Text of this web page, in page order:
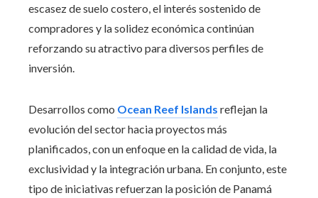
escasez de suelo costero, el interés sostenido de
compradores y la solidez económica continúan
reforzando su atractivo para diversos perfiles de
inversión.
Desarrollos como Ocean Reef Islands reflejan la
evolución del sector hacia proyectos más
planificados, con un enfoque en la calidad de vida, la
exclusividad y la integración urbana. En conjunto, este
tipo de iniciativas refuerzan la posición de Panamá